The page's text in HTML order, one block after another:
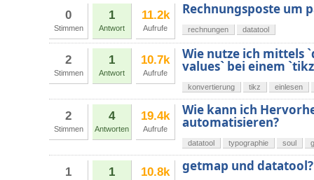
0
Stimmen
1
Antwort
11.2k
Aufrufe
Rechnungsposte um
rechnungen datatool
2
Stimmen
1
Antwort
10.7k
Aufrufe
Wie nutze ich mittels
values` bei einem
konvertierung tikz einlesen
2
Stimmen
4
Antworten
19.4k
Aufrufe
Wie kann ich
automatisieren?
datatool typographie soul
1 1 10.8k getmap und datatool?